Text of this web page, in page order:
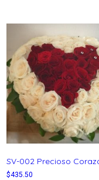
SV-002 Precioso
$435.50